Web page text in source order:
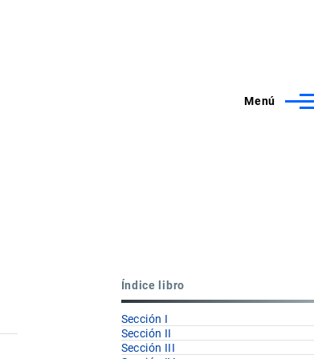
Menú
Índice libro
Sección I
Sección II
Sección III